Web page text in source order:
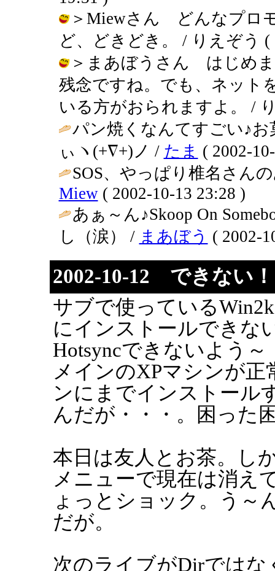
＞Miewさん どんなプロ
ど、どきどき。 / りえぞう (
＞まあぼうさん はじめま
残念ですね。でも、ネット
いる方がおられますよ。 /
パン焼くなんてすごい♪
ぃヽ(+∇+)ノ / たま ( 2002-
SOS、やっぱり椎名さん
Miew( 2002-10-13 23:28 )
あぁ～ん♪Skoop On
し（涙） / まあぼう ( 2002-
2002-10-12 できない！
サブで使っている
にインストールできな
Hotsyncできないよう～
メインのXPマシンが
ンにまでインストール
んだが・・・。困った
本日は友人とお茶。し
メニューで現在は消え
ょっとショック。う～
だが。
次のライブがDirでは